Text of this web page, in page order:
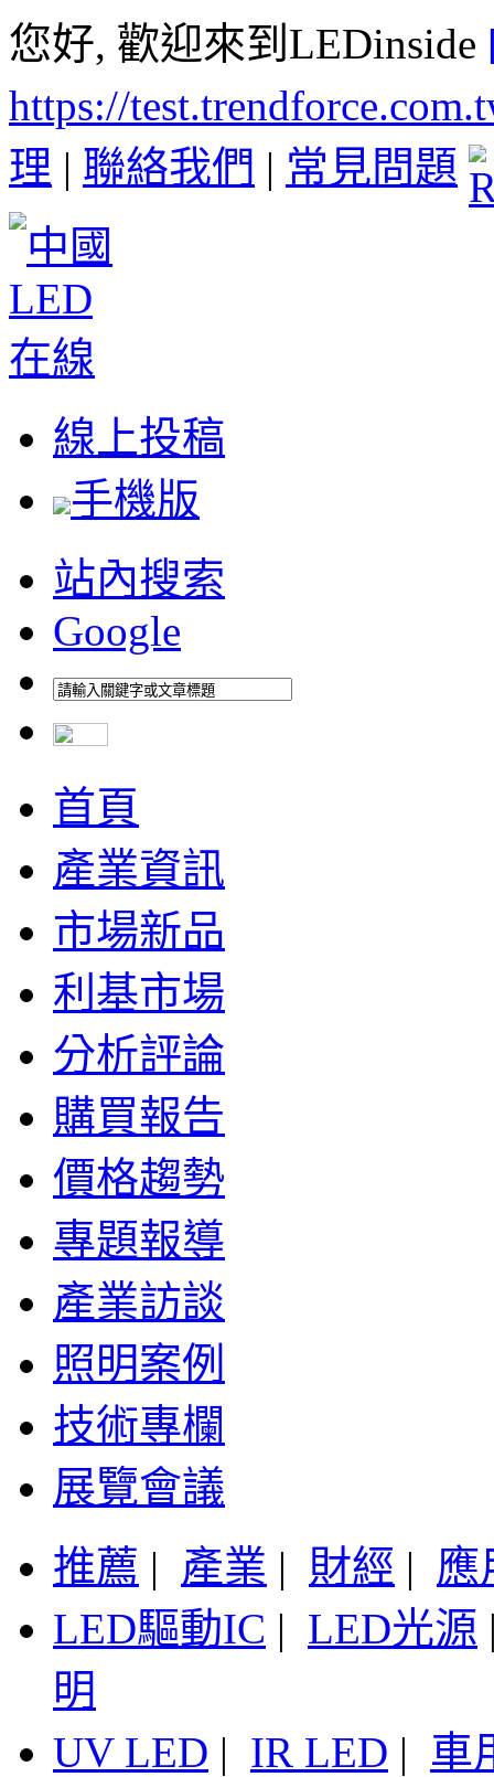
您好, 歡迎來到LEDinside
https://
理 | 聯絡我們 | 常見問題
線上投稿
手機版
站內搜索
Google
首頁
產業資訊
市場新品
利基市場
分析評論
購買報告
價格趨勢
專題報導
產業訪談
照明案例
技術專欄
展覽會議
推薦 | 產業 | 財經 | 應
LED驅動IC | LED光源
明
UV LED | IR LED | 車